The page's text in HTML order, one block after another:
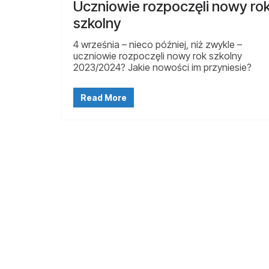
Uczniowie rozpoczęli nowy
szkolny
4 września – nieco później, niż zwykle –
uczniowie rozpoczęli nowy rok szkolny
2023/2024? Jakie nowości im przyniesie?
Read More